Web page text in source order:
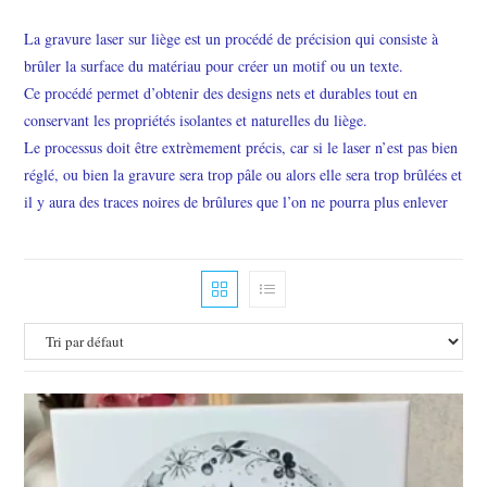
La gravure laser sur liège est un procédé de précision qui consiste à
brûler la surface du matériau pour créer un motif ou un texte.
Ce procédé permet d’obtenir des designs nets et durables tout en
conservant les propriétés isolantes et naturelles du liège.
Le processus doit être extrèmement précis, car si le laser n’est pas bien
réglé, ou bien la gravure sera trop pâle ou alors elle sera trop brûlées et
il y aura des traces noires de brûlures que l’on ne pourra plus enlever